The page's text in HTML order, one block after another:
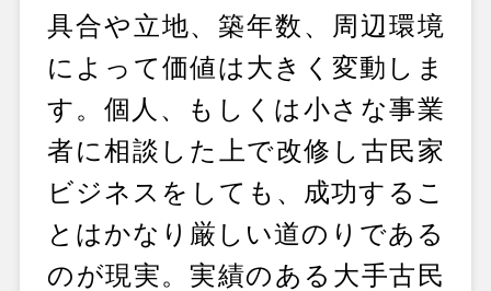
具合や立地、築年数、周辺環境
によって価値は大きく変動しま
す。個人、もしくは小さな事業
者に相談した上で改修し古民家
ビジネスをしても、成功するこ
とはかなり厳しい道のりである
のが現実。実績のある大手古民